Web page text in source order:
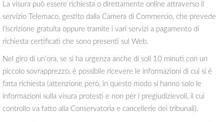
La visura può essere richiesta o direttamente online attraverso il
servizio Telemaco, gestito dalla Camera di Commercio, che prevede
l’iscrizione gratuita oppure tramite i vari servizi a pagamento di
richiesta certificati che sono presenti sul Web.
Nel giro di un’ora, se si ha urgenza anche di soli 10 minuti con un
piccolo sovrapprezzo, è possibile ricevere le informazioni di cui si è
fatta richiesta (attenzione però, in questo modo si hanno solo le
informazioni sulla visura protesti e non per i pregiudizievoli, il cui
controllo va fatto alla Conservatoria e cancellerie dei tribunali).